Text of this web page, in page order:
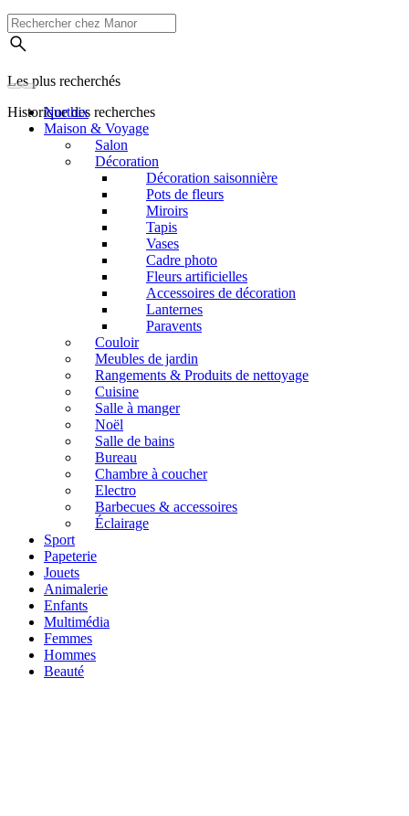
Les plus recherchés
Historique des recherches
Northix
Maison & Voyage
Salon
Décoration
Décoration saisonnière
Pots de fleurs
Miroirs
Tapis
Vases
Cadre photo
Fleurs artificielles
Accessoires de décoration
Lanternes
Paravents
Couloir
Meubles de jardin
Rangements & Produits de nettoyage
Cuisine
Salle à manger
Noël
Salle de bains
Bureau
Chambre à coucher
Electro
Barbecues & accessoires
Éclairage
Sport
Papeterie
Jouets
Animalerie
Enfants
Multimédia
Femmes
Hommes
Beauté